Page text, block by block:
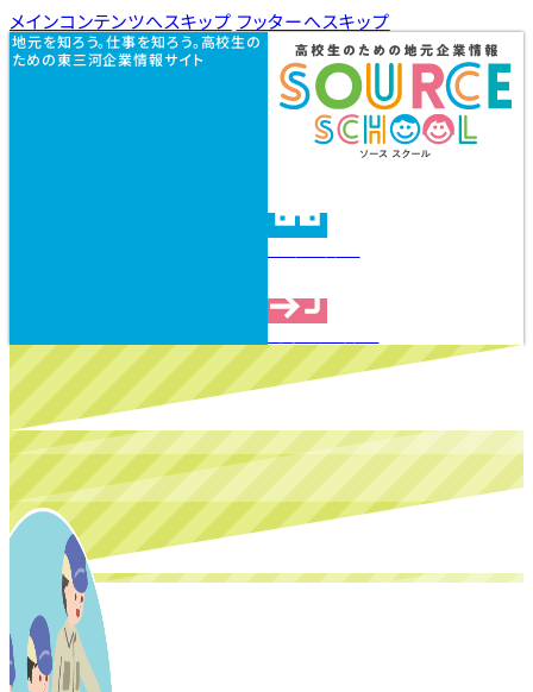
メインコンテンツへスキップ フッターへスキップ
地元を知ろう。仕事を知ろう。高校生の
ための東三河企業情報サイト